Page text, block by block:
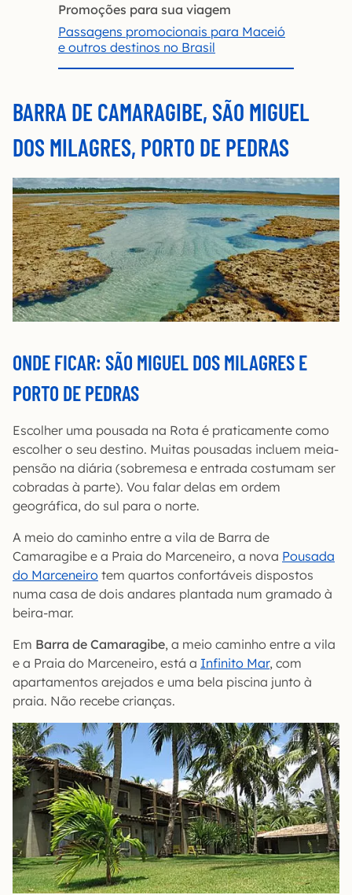
Promoções para sua viagem
Passagens promocionais para Maceió
e outros destinos no Brasil
BARRA DE CAMARAGIBE, SÃO MIGUEL
DOS MILAGRES, PORTO DE PEDRAS
ONDE FICAR: SÃO MIGUEL DOS MILAGRES E
PORTO DE PEDRAS
Escolher uma pousada na Rota é praticamente como
escolher o seu destino. Muitas pousadas incluem meia-
pensão na diária (sobremesa e entrada costumam ser
cobradas à parte). Vou falar delas em ordem
geográfica, do sul para o norte.
A meio do caminho entre a vila de Barra de
Camaragibe e a Praia do Marceneiro, a nova Pousada
do Marceneiro tem quartos confortáveis dispostos
numa casa de dois andares plantada num gramado à
beira-mar.
Em Barra de Camaragibe, a meio caminho entre a vila
e a Praia do Marceneiro, está a Infinito Mar, com
apartamentos arejados e uma bela piscina junto à
praia. Não recebe crianças.